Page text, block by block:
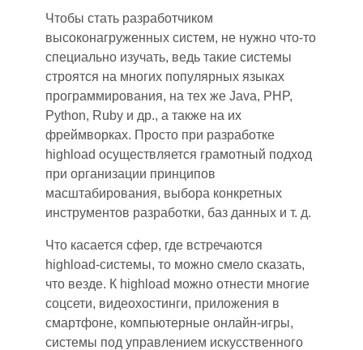
Чтобы стать разработчиком
высоконагруженных систем, не нужно что-то
специально изучать, ведь такие системы
строятся на многих популярных языках
программирования, на тех же Java, PHP,
Python, Ruby и др., а также на их
фреймворках. Просто при разработке
highload осуществляется грамотный подход
при организации принципов
масштабирования, выбора конкретных
инструментов разработки, баз данных и т. д.
Что касается сфер, где встречаются
highload-системы, то можно смело сказать,
что везде. К highload можно отнести многие
соцсети, видеохостинги, приложения в
смартфоне, компьютерные онлайн-игры,
системы под управлением искусственного